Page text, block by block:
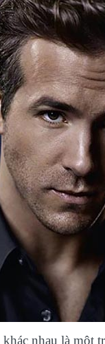
nhau là một